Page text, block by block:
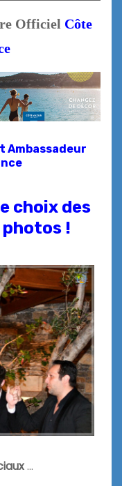
Officiel Côte
Ambassadeur
choix des
photos !
…